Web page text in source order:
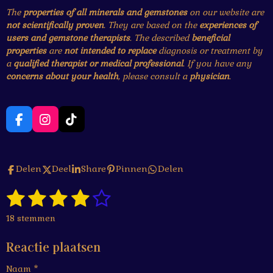
The properties of all minerals and gemstoneson our website are
not scientifically proven. They are based on the experiences of
users and gemstone therapists. The describedbeneficial
propertiesarenot intended to replacediagnosis or treatment by
a qualified therapist or medical professional. If you have any
concerns about your health, please consult a physician.
F
a
b
o
k
I
n
a
r
m
T
i
o
Delen Deel Share Pinnen Delen
R
a
t
n
1
s
t
e
2
s
e
3
s
e
4
e
5
e
S
18 stemmen
Reactie plaatsen
Naam *